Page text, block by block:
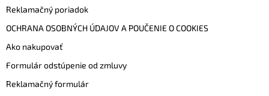
Reklamačný poriadok
OCHRANA OSOBNÝCH ÚDAJOV A POUČENIE O COOKIES
Ako nakupovať
Formulár odstúpenie od zmluvy
Reklamačný formulár